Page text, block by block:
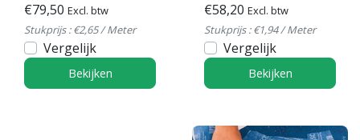
€79,50 Excl. btw
Stukprijs : €2,65 / Meter
Vergelijk
Bekijken
€58,20 Excl. btw
Stukprijs : €1,94 / Meter
Vergelijk
Bekijken